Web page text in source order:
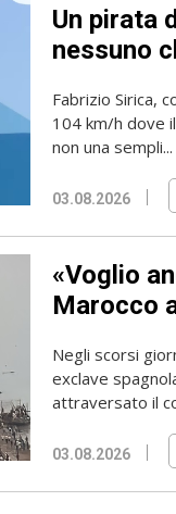
Un pirata
nessuno
Fabrizio Sirica,
104 km/h dove
non una sempli...
03.08.2026
«Voglio
Marocco
Negli scorsi
exclave
attraversato il
03.08.2026